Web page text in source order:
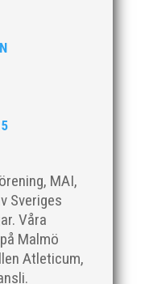
MAI,
Sveriges
Våra
Malmö
Atleticum,
i
2022
Alice Gossner,
Vår
vann och
Tvåa i loppet